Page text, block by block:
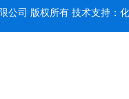
公司 版权所有 技术支持：